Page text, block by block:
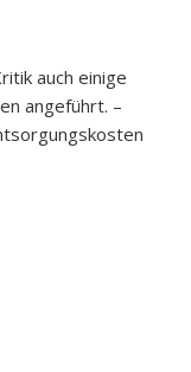
auch einige
angeführt. –